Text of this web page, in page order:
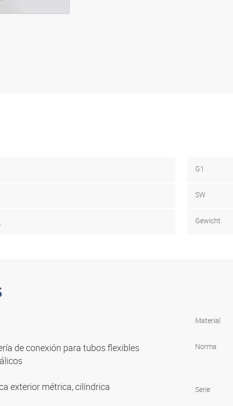
G1
SW
Gewicht
de conexión para tubos flexibles
exterior métrica, cilíndrica
Material
Norma
Serie